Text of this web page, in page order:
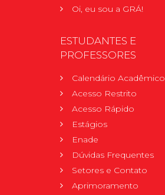
Oi, eu sou a GRÁ!
ESTUDANTES E
PROFESSORES
Calendário Acadêmico
Acesso Restrito
Acesso Rápido
Estágios
Enade
Dúvidas Frequentes
Setores e Contato
Aprimoramento